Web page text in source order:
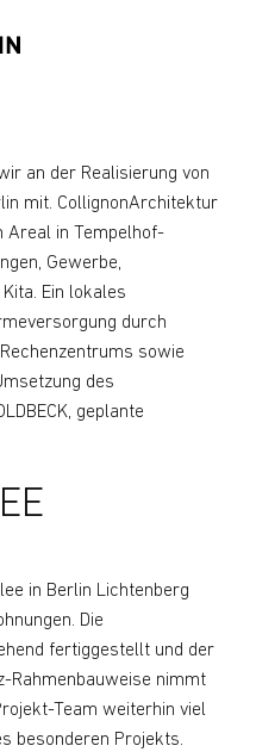
an der Realisierung von
mit. CollignonArchitektur
Areal in Tempelhof-
Gewerbe,
Ein lokales
durch
sowie
des
geplante
in Berlin Lichtenberg
Die
fertiggestellt und der
Rahmenbauweise nimmt
Team weiterhin viel
besonderen Projekts.